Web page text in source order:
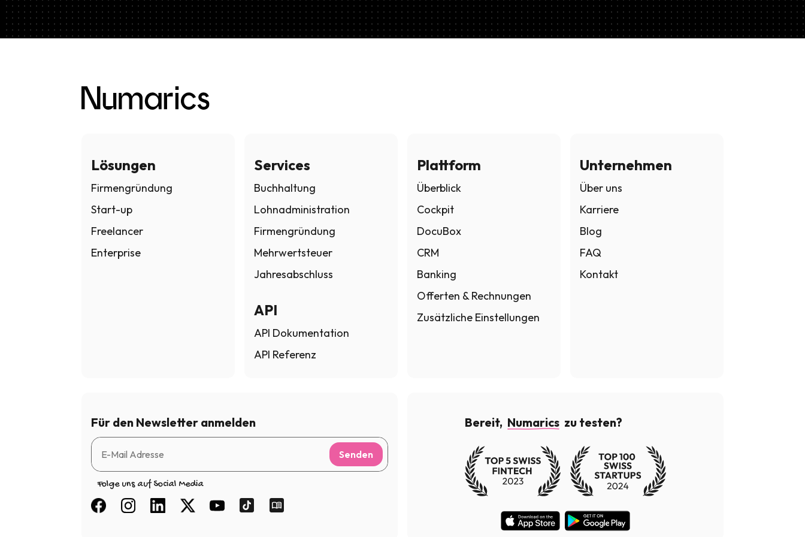
Lösungen
Firmengründung
Start-up
Freelancer
Enterprise
Services
Buchhaltung
Lohnadministration
Firmengründung
Mehrwertsteuer
Jahresabschluss
API
API Dokumentation
API Referenz
Plattform
Überblick
Cockpit
DocuBox
CRM
Banking
Offerten & Rechnungen
Zusätzliche Einstellungen
Unternehmen
Über uns
Karriere
Blog
FAQ
Kontakt
Für den Newsletter anmelden
Senden
Folge uns auf Social Media
Bereit, Numarics zu testen?